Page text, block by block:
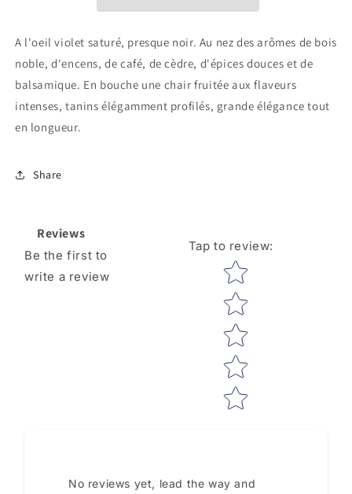
0.75
0.75
A l'oeil violet saturé, presque noir. Au nez des arômes de bois
noble, d'encens, de café, de cèdre, d'épices douces et de
balsamique. En bouche une chair fruitée aux flaveurs
intenses, tanins élégamment profilés, grande élégance tout
en longueur.
Share
Reviews
Be the first to
write a review
Tap to review:
Star rating
No reviews yet, lead the way and